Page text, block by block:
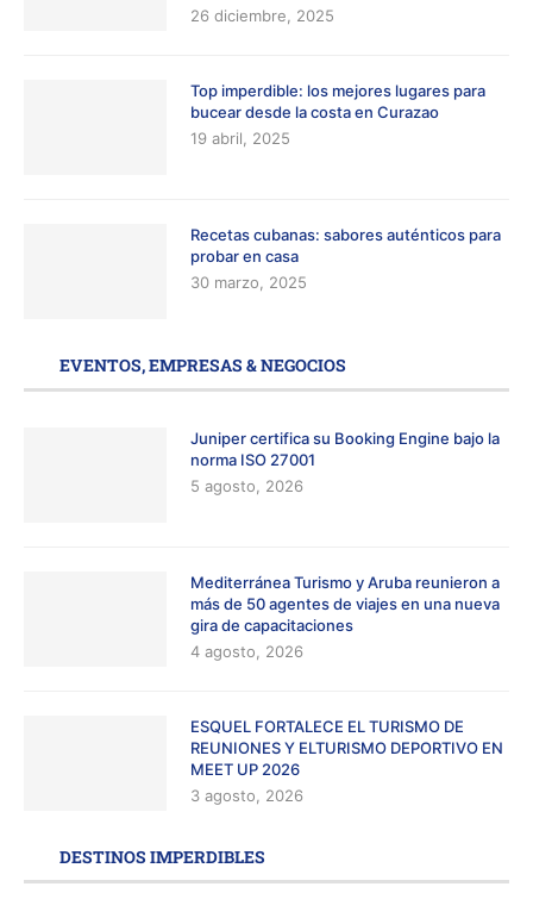
26 diciembre, 2025
Top imperdible: los mejores lugares para
bucear desde la costa en Curazao
19 abril, 2025
Recetas cubanas: sabores auténticos para
probar en casa
30 marzo, 2025
EVENTOS, EMPRESAS & NEGOCIOS
Juniper certifica su Booking Engine bajo la
norma ISO 27001
5 agosto, 2026
Mediterránea Turismo y Aruba reunieron a
más de 50 agentes de viajes en una nueva
gira de capacitaciones
4 agosto, 2026
ESQUEL FORTALECE EL TURISMO DE
REUNIONES Y ELTURISMO DEPORTIVO EN
MEET UP 2026
3 agosto, 2026
DESTINOS IMPERDIBLES